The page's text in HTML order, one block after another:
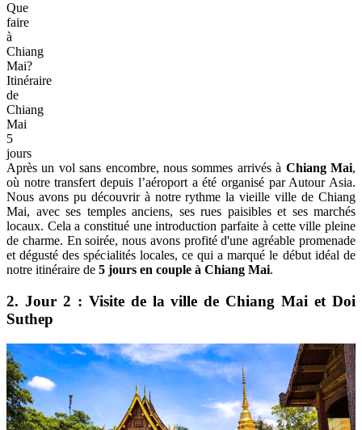
Que
faire
à
Chiang
Mai?
Itinéraire
de
Chiang
Mai
5
jours
Après un vol sans encombre, nous sommes arrivés à Chiang Mai,
où notre transfert depuis l’aéroport a été organisé par Autour Asia.
Nous avons pu découvrir à notre rythme la vieille ville de Chiang
Mai, avec ses temples anciens, ses rues paisibles et ses marchés
locaux. Cela a constitué une introduction parfaite à cette ville pleine
de charme. En soirée, nous avons profité d'une agréable promenade
et dégusté des spécialités locales, ce qui a marqué le début idéal de
notre itinéraire de 5 jours en couple à Chiang Mai.
2. Jour 2 : Visite de la ville de Chiang Mai et Doi
Suthep